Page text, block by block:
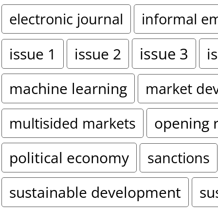
electronic journal informal
issue 1 issue 2 issue 3
machine learning
market
multisided markets
opening
political economy
sanctions
sustainable development